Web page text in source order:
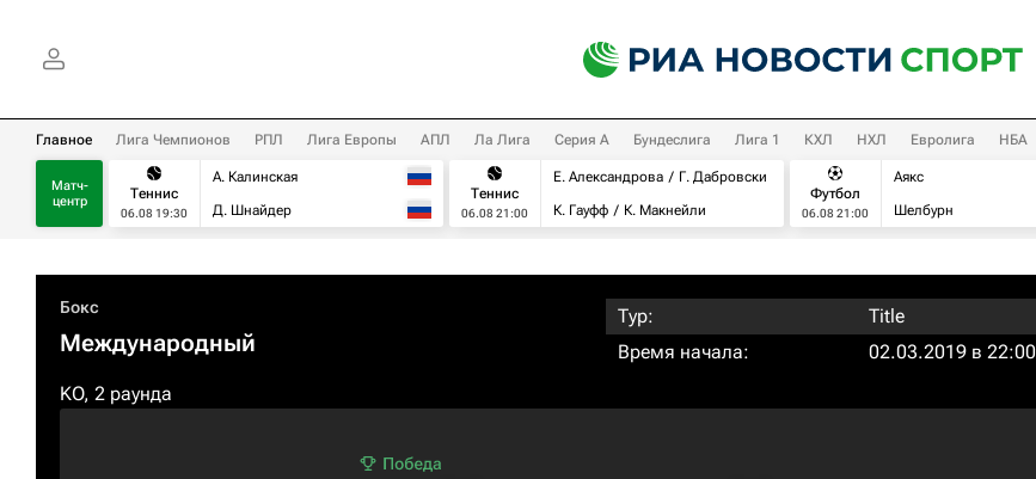
Главное Лига Чемпионов РПЛ Лига Европы АПЛ Ла Лига Серия А Бундеслига Лига 1 КХЛ НХЛ Евролига НБА
Матч-
центр
Теннис
06.08 19:30
А. Калинская
Д. Шнайдер
Теннис
06.08 21:00
Е. Александрова
Г. Дабровски
К. Гауфф
К. Макнейли
Футбол
06.08 21:00
Аякс
Шелбурн
Бокс
Международный
KO, 2 раунда
Тур:
Title
Время начала:
02.03.2019 в 22:00